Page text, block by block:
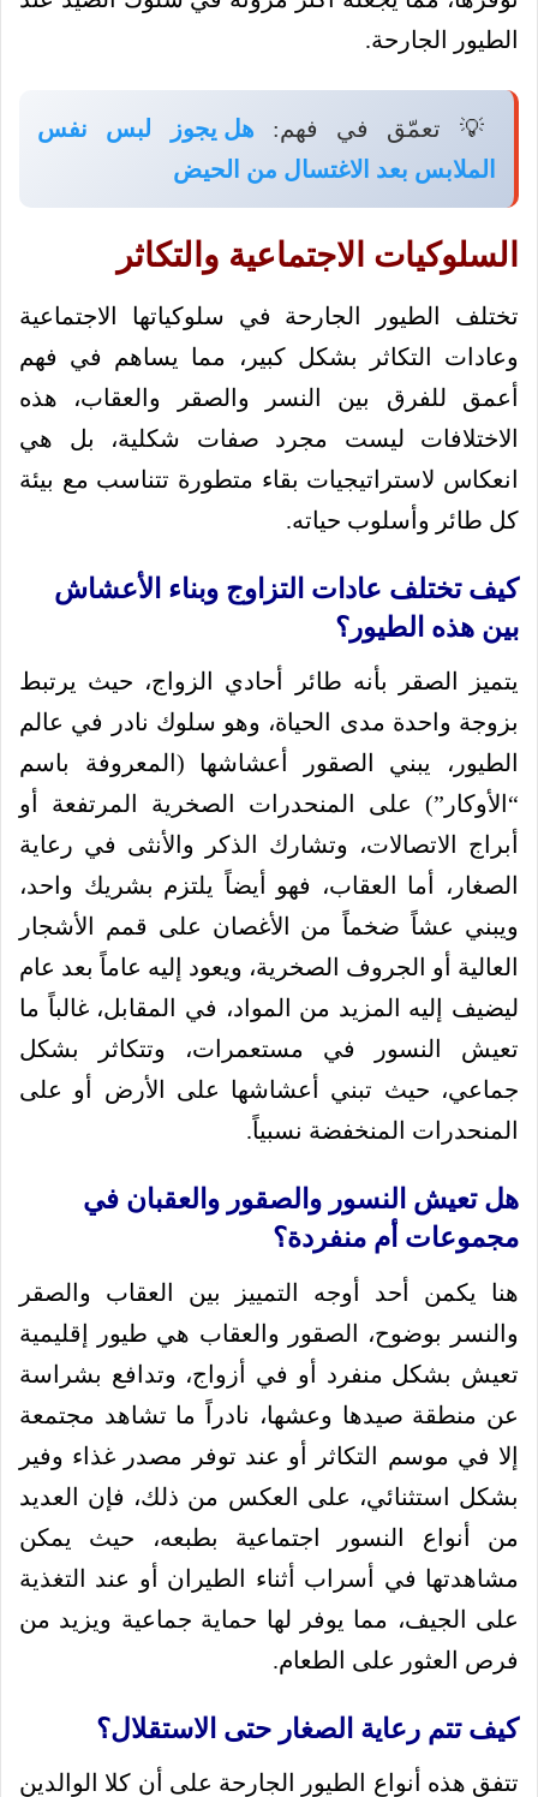
الطيور الجارحة.
💡 تعمّق في فهم:هل يجوز لبس نفس
الملابس بعد الاغتسال من الحيض
السلوكيات الاجتماعية والتكاثر
تختلف الطيور الجارحة في سلوكياتها الاجتماعية
وعادات التكاثر بشكل كبير، مما يساهم في فهم
أعمق للفرق بين النسر والصقر والعقاب، هذه
الاختلافات ليست مجرد صفات شكلية، بل هي
انعكاس لاستراتيجيات بقاء متطورة تتناسب مع بيئة
كل طائر وأسلوب حياته.
كيف تختلف عادات التزاوج وبناء الأعشاش
بين هذه الطيور؟
يتميز الصقر بأنه طائر أحادي الزواج، حيث يرتبط
بزوجة واحدة مدى الحياة، وهو سلوك نادر في عالم
الطيور، يبني الصقور أعشاشها (المعروفة باسم
“الأوكار”) على المنحدرات الصخرية المرتفعة أو
أبراج الاتصالات، وتشارك الذكر والأنثى في رعاية
الصغار، أما العقاب، فهو أيضاً يلتزم بشريك واحد،
ويبني عشاً ضخماً من الأغصان على قمم الأشجار
العالية أو الجروف الصخرية، ويعود إليه عاماً بعد عام
ليضيف إليه المزيد من المواد، في المقابل، غالباً ما
تعيش النسور في مستعمرات، وتتكاثر بشكل
جماعي، حيث تبني أعشاشها على الأرض أو على
المنحدرات المنخفضة نسبياً.
هل تعيش النسور والصقور والعقبان في
مجموعات أم منفردة؟
هنا يكمن أحد أوجه التمييز بين العقاب والصقر
والنسر بوضوح، الصقور والعقاب هي طيور إقليمية
تعيش بشكل منفرد أو في أزواج، وتدافع بشراسة
عن منطقة صيدها وعشها، نادراً ما تشاهد مجتمعة
إلا في موسم التكاثر أو عند توفر مصدر غذاء وفير
بشكل استثنائي، على العكس من ذلك، فإن العديد
من أنواع النسور اجتماعية بطبعه، حيث يمكن
مشاهدتها في أسراب أثناء الطيران أو عند التغذية
على الجيف، مما يوفر لها حماية جماعية ويزيد من
فرص العثور على الطعام.
كيف تتم رعاية الصغار حتى الاستقلال؟
تتفق هذه أنواع الطيور الجارحة على أن كلا الوالدين